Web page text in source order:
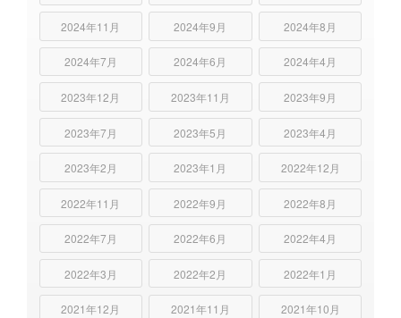
2024年11月 2024年9月 2024年8月
2024年7月 2024年6月 2024年4月
2023年12月 2023年11月 2023年9月
2023年7月 2023年5月 2023年4月
2023年2月 2023年1月 2022年12月
2022年11月 2022年9月 2022年8月
2022年7月 2022年6月 2022年4月
2022年3月 2022年2月 2022年1月
2021年12月 2021年11月 2021年10月